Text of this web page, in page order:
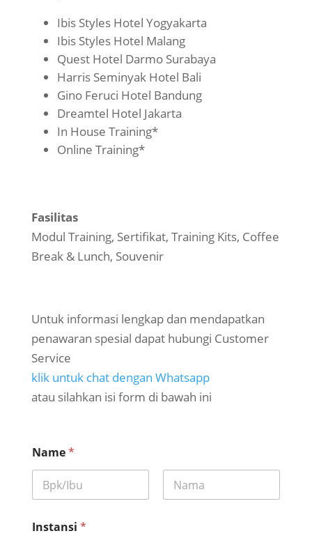
Ibis Styles Hotel Yogyakarta
Ibis Styles Hotel Malang
Quest Hotel Darmo Surabaya
Harris Seminyak Hotel Bali
Gino Feruci Hotel Bandung
Dreamtel Hotel Jakarta
In House Training*
Online Training*
Fasilitas
Modul Training, Sertifikat, Training Kits, Coffee
Break & Lunch, Souvenir
Untuk informasi lengkap dan mendapatkan
penawaran spesial dapat hubungi Customer
Service
klik untuk chat dengan Whatsapp
atau silahkan isi form di bawah ini
i
k
I
s
t
Name*
Instansi *